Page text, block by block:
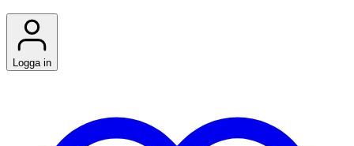
Logga in